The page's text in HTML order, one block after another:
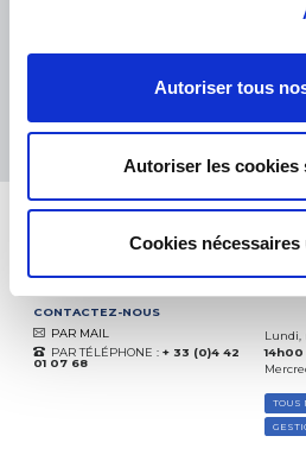
Autoriser tous
Autoriser les cookies
Cookies nécessaires
Excellent: 4.5/
Basé sur37850
CONTACTEZ-NOUS
PAR MAIL
PAR TÉLÉPHONE : + 33 (0)4 42
01 07 68
Lundi,
14h00
TOUS